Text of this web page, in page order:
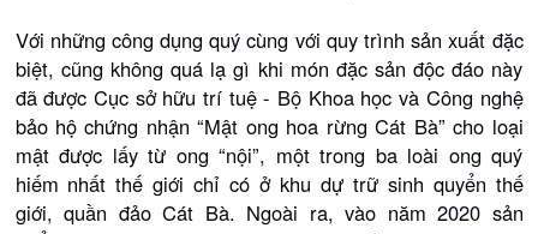
Với những công dụng quý cùng với quy trình sản xuất đặc
biệt, cũng không quá lạ gì khi món đặc sản độc đáo này
đã được Cục sở hữu trí tuệ - Bộ Khoa học và Công nghệ
bảo hộ chứng nhận “Mật ong hoa rừng Cát Bà” cho loại
mật được lấy từ ong “nội”, một trong ba loài ong quý
hiếm nhất thế giới chỉ có ở khu dự trữ sinh quyển thế
giới, quần đảo Cát Bà. Ngoài ra, vào năm 2020 sản